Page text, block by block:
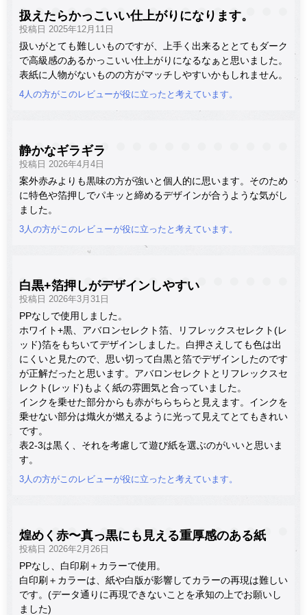
扱えたらかっこいい仕上がりになります。
投稿日 2025年12月11日
扱いがとても難しいものですが、上手く出来るととてもダーク
で高級感のあるかっこいい仕上がりになるなぁと思いました。
表紙に人物がないものの方がマッチしやすいかもしれません。
4人の方がこのレビューが役に立ったと考えています。
静かなギラギラ
投稿日 2026年4月4日
案外赤みよりも黒味の方が強いと個人的に思います。そのため
に特色や箔押しでパキッと締めるデザインが合うような気がし
ました。
3人の方がこのレビューが役に立ったと考えています。
白黒+箔押しがデザインしやすい
投稿日 2026年3月31日
PPなしで使用しました。
ホワイト+黒、アバロンセレクト箔、リフレックスセレクト(レ
ッド)箔をもちいてデザインしました。白押さえしても色は出
にくいと見たので、思い切って白黒と箔でデザインしたのです
が正解だったと思います。アバロンセレクトとリフレックスセ
レクト(レッド)もよく紙の雰囲気と合っていました。
インクを乗せた部分からも赤がちらちらと見えます。インクを
乗せない部分は熾火が燃えるように光って見えてとてもきれい
です。
表2-3は黒く、それを考慮して遊び紙を選ぶのがいいと思いま
す。
3人の方がこのレビューが役に立ったと考えています。
煌めく赤〜真っ黒にも見える重厚感のある紙
投稿日 2026年2月26日
PPなし、白印刷＋カラーで使用。
白印刷＋カラーは、紙や白版が影響してカラーの再現は難しい
です。(データ通りに再現できないことを承知の上でお願いし
ました)